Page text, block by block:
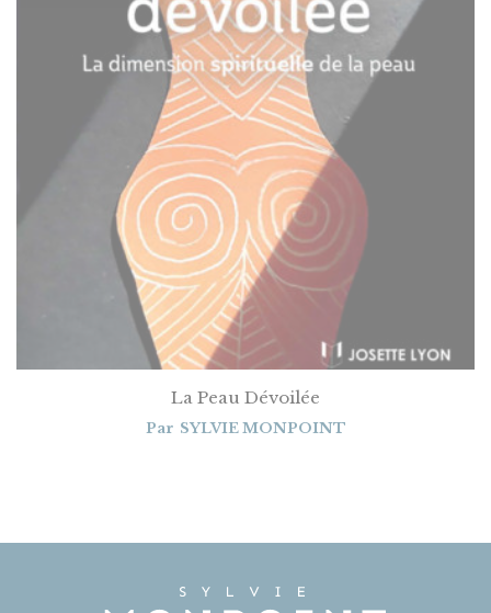
La Peau Dévoilée
Par SYLVIE MONPOINT